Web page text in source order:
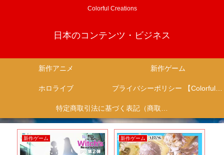
Colorful Creations
日本のコンテンツ・ビジネス
新作アニメ 新作ゲーム
ホロライブ プライバシーポリシー 【Colorful Creation】
特定商取引法に基づく表記（商取引に関する開示）
新作ゲーム 新作ゲーム